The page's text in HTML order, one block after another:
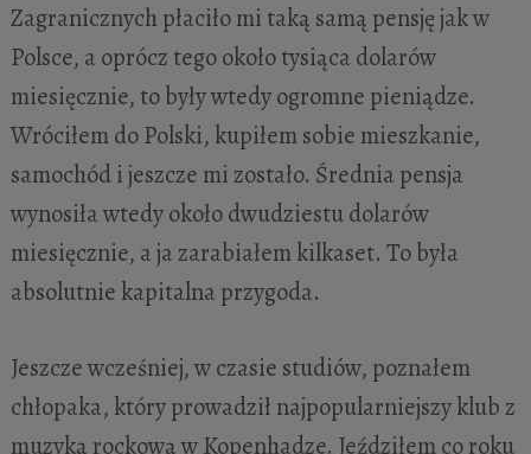
Zagranicznych płaciło mi taką samą pensję jak w
Polsce, a oprócz tego około tysiąca dolarów
miesięcznie, to były wtedy ogromne pieniądze.
Wróciłem do Polski, kupiłem sobie mieszkanie,
samochód i jeszcze mi zostało. Średnia pensja
wynosiła wtedy około dwudziestu dolarów
miesięcznie, a ja zarabiałem kilkaset. To była
absolutnie kapitalna przygoda.
Jeszcze wcześniej, w czasie studiów, poznałem
chłopaka, który prowadził najpopularniejszy klub z
muzyką rockową w Kopenhadze. Jeździłem co roku